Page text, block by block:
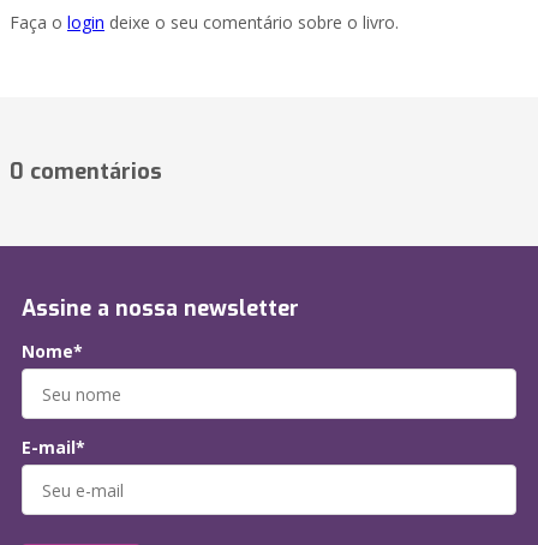
Faça o login deixe o seu comentário sobre o livro.
0 comentários
Assine a nossa newsletter
Nome*
E-mail*